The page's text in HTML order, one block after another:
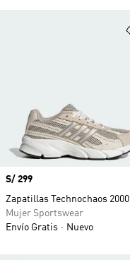
Precio
S/ 299
Zapatillas Technochaos 2000
Mujer Sportswear
Envío Gratis
Nuevo